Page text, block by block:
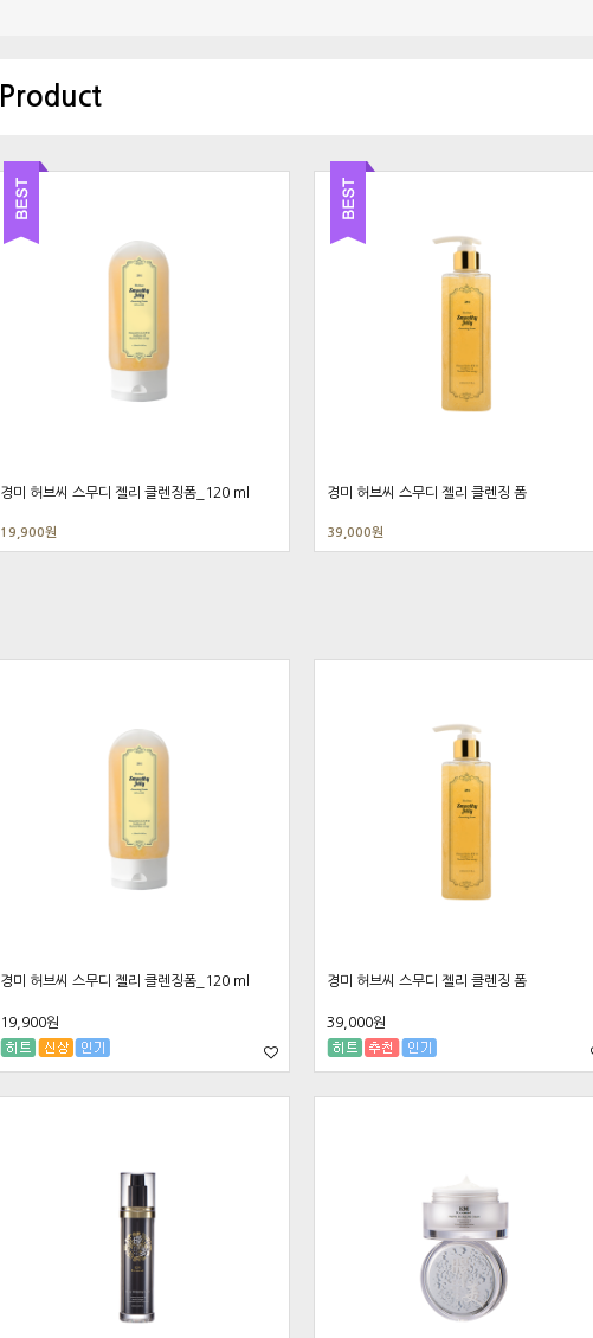
Product
경미 허브씨 스무디 젤리 클렌징폼_120 ml
19,900원
경미 허브씨 스무디 젤리 클렌징 폼
39,000원
경미 허브씨 스무디 젤리 클렌징폼_120 ml
19,900원
경미 허브씨 스무디 젤리 클렌징 폼
39,000원